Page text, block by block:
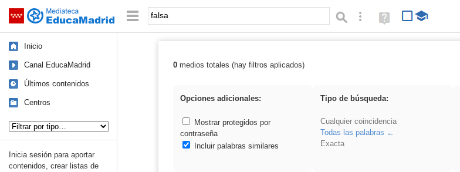
Saltar navegación Palabra o frase: Búsqueda avanzada
Ayuda
(en
Inicio
Canal EducaMadrid
Últimos contenidos
Centros
Inicia sesión para aportar
contenidos, crear listas de
Resultados de: falsa
0medios totales (hay filtros aplicados)
Opciones adicionales:
Mostrar protegidos por
contraseña
Incluir palabras similares
Tipo de búsqueda:
Cualquier coincidencia
Todas las palabras
Exacta